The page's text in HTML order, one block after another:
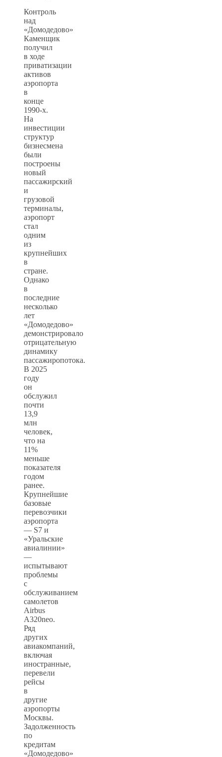
Контроль
над
«Домодедово»
Каменщик
получил
в ходе
приватизации
активов
аэропорта
в
конце
1990-х.
На
инвестиции
структур
бизнесмена
были
построены
новый
пассажирский
и
грузовой
терминалы,
аэропорт
стал
одним
из
крупнейших
в
стране.
Однако
в
последние
несколько
лет
«Домодедово»
демонстрировало
отрицательную
динамику
пассажиропотока.
В 2025
году
он
обслужил
почти
13,9
млн
человек,
что на
11%
меньше
показателя
годом
ранее.
Крупнейшие
базовые
перевозчики
аэропорта
— S7 и
«Уральские
авиалинии»
—
испытывают
проблемы
с
обслуживанием
самолетов
Airbus
A320neo.
Ряд
других
авиакомпаний,
включая
иностранные,
перевели
рейсы
в
другие
аэропорты
Москвы.
Задолженность
по
кредитам
«Домодедово»